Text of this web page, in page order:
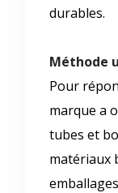
durables.
Méthode
Pour
marque a
tubes et
matériaux